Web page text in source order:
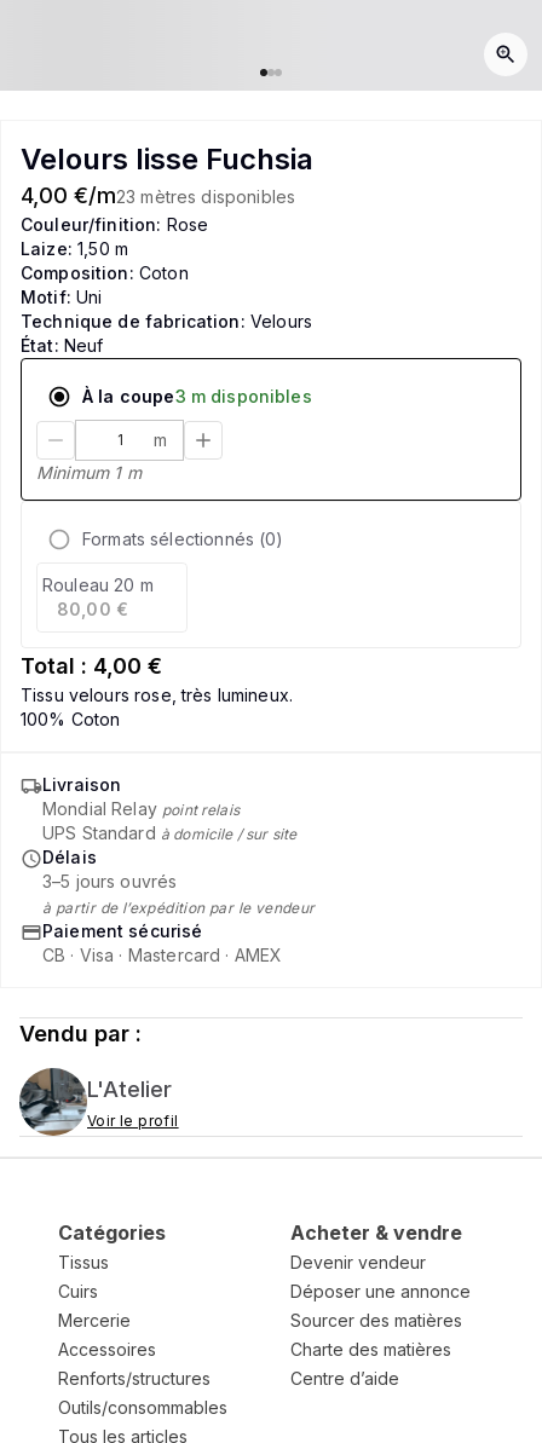
Velours lisse Fuchsia
4,00 €/m23 mètres disponibles
Couleur/finition: Rose
Laize:1,50 m
Composition: Coton
Motif:Uni
Technique de fabrication: Velours
État: Neuf
À la coupe3 m disponibles
m
Minimum 1 m
Formats sélectionnés (0)
Rouleau 20 m
80,00 €
Total : 4,00 €
Tissu velours rose, très lumineux.
100% Coton
Livraison
Mondial Relay point relais
UPS Standard à domicile / sur site
Délais
3–5 jours ouvrés
à partir de l’expédition par le vendeur
Paiement sécurisé
CB · Visa · Mastercard · AMEX
Vendu par :
L'Atelier
Voir le profil
Catégories
Tissus
Cuirs
Mercerie
Accessoires
Renforts/structures
Outils/consommables
Tous les articles
Acheter & vendre
Devenir vendeur
Déposer une annonce
Sourcer des matières
Charte des matières
Centre d’aide